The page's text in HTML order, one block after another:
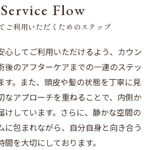
ご利用いただくためのステップ
Service Flow
心してご利用いただけるよう、カウン
後のアフターケアまでの一連のステッ
す。また、頭皮や髪の状態を丁寧に見
なアプローチを重ねることで、内側か
けしています。さらに、静かな空間の
に包まれながら、自分自身と向き合う
を大切にしております。